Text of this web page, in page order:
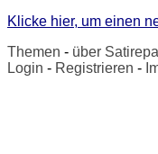
Klicke hier, um einen
Themen - über
Login - Registrieren -